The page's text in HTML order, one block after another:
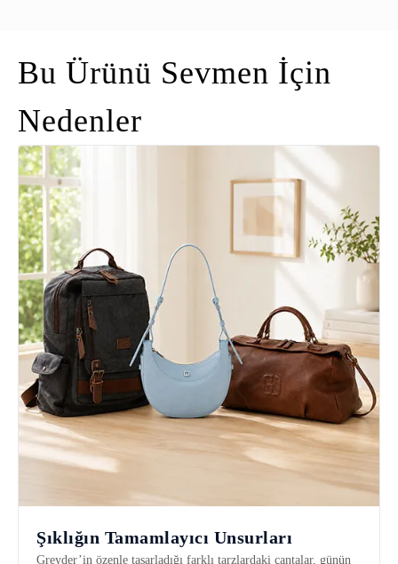
Bu Ürünü Sevmen İçin
Nedenler
Şıklığın Tamamlayıcı Unsurları
Greyder’in özenle tasarladığı farklı tarzlardaki çantalar, günün